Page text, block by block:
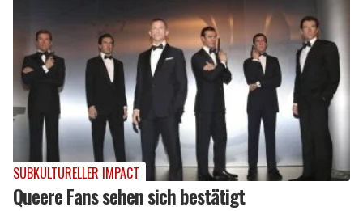
SUBKULTURELLER IMPACT
Queere Fans sehen sich bestätigt